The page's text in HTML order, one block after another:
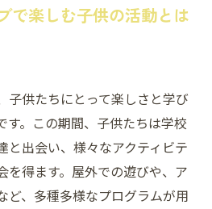
で楽しむ子供の活動とは
子供たちにとって楽しさと学び
す。この期間、子供たちは学校
と出会い、様々なアクティビテ
を得ます。屋外での遊びや、ア
ど、多種多様なプログラムが用